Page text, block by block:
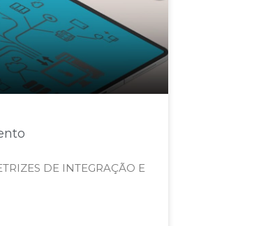
DE INTEGRAÇÃO E